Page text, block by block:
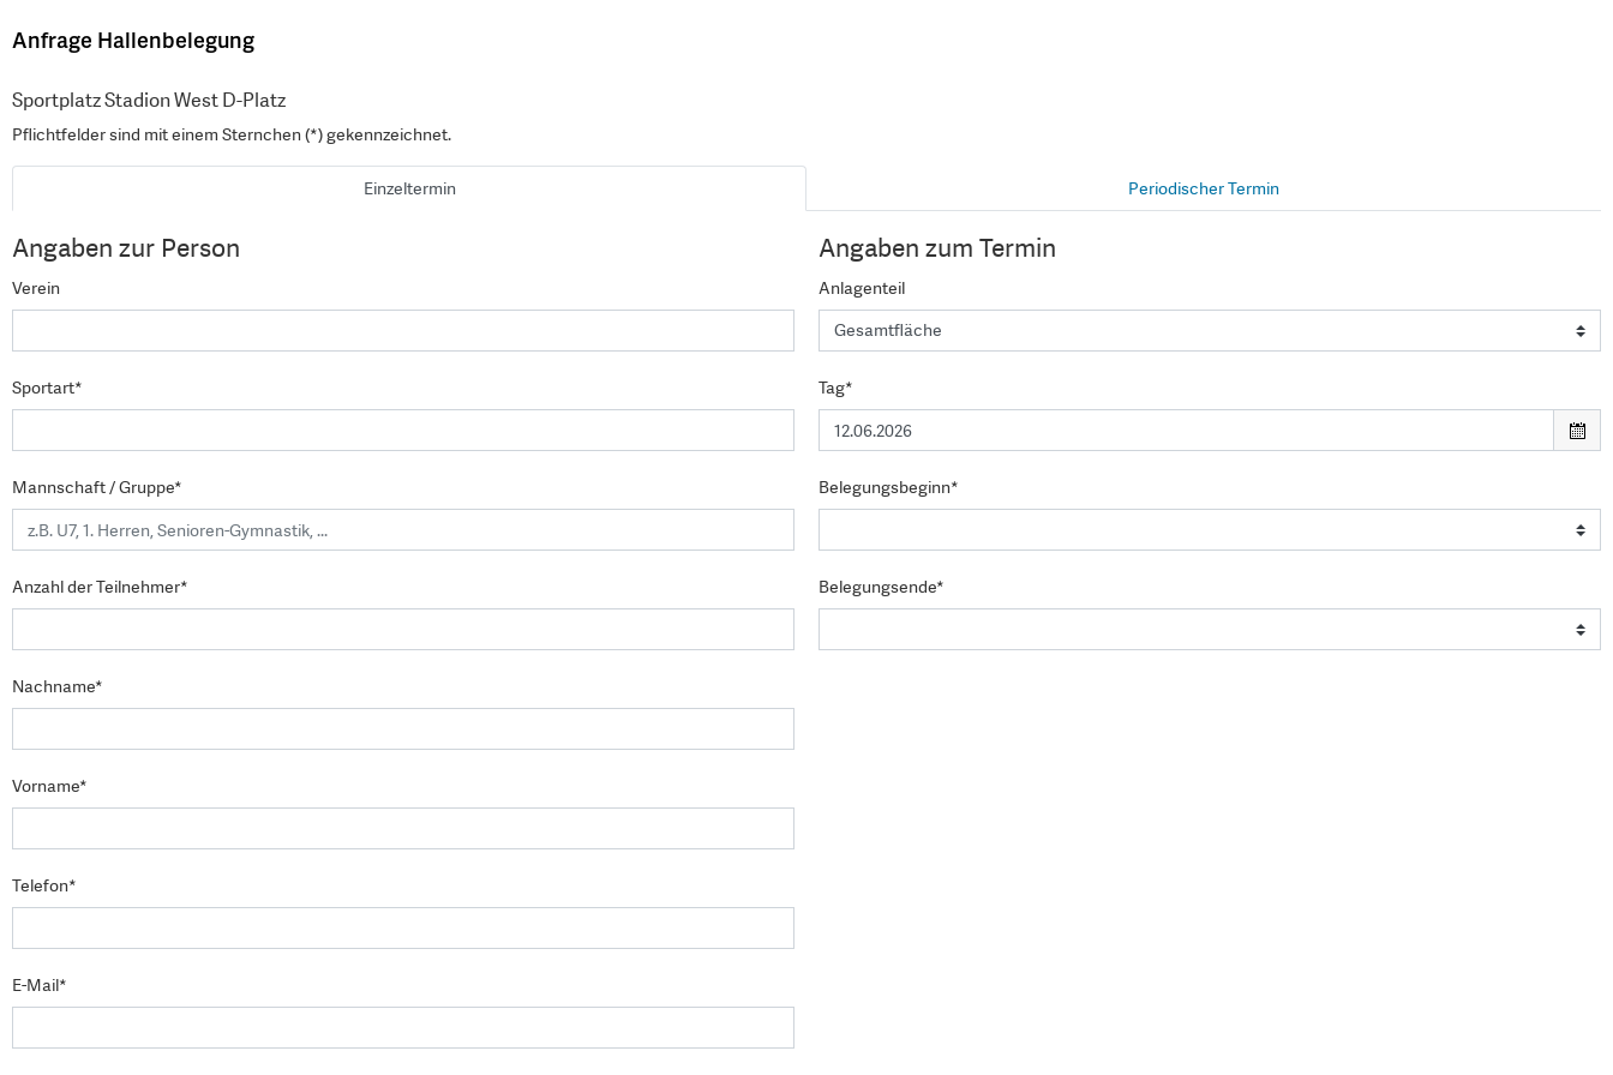
Anfrage Hallenbelegung
Sportplatz Stadion West D-Platz
Pflichtfelder sind mit einem Sternchen (*) gekennzeichnet.
Einzeltermin Periodischer Termin
Angaben zur Person
Verein
Sportart*
Mannschaft / Gruppe*
Anzahl der Teilnehmer*
Nachname*
Vorname*
Telefon*
E-Mail*
Angaben zum Termin
Anlagenteil
Tag*
Belegungsbeginn*
Belegungsende*